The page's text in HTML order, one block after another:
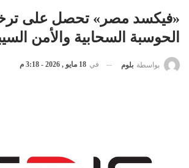
«فيكسد مصر» تحصل على
الحوسبة السحابية والأمن
بواسطة بلوم في 18 مايو , 2026 - 3:18 م